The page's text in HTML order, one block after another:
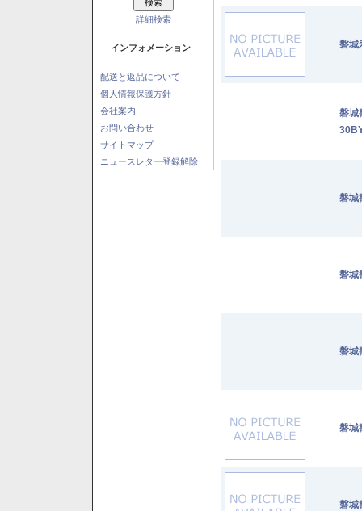
詳細検索
インフォメーション
配送と返品について
個人情報保護方針
会社案内
お問い合わせ
サイトマップ
ニュースレター登録解除
磐
磐
磐
磐
磐
磐
磐